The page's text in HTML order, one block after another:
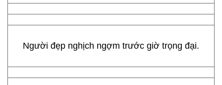
Người đẹp nghịch ngợm trước giờ trọng đại.